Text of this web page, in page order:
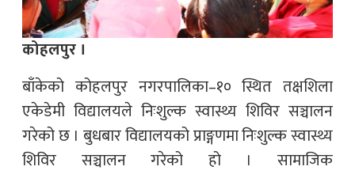
कोहलपुर ।
बाँकेको कोहलपुर नगरपालिका–१० स्थित तक्षशिला
एकेडेमी विद्यालयले निःशुल्क स्वास्थ्य शिविर सञ्चालन
गरेको छ । बुधबार विद्यालयको प्राङ्गणमा निःशुल्क स्वास्थ्य
शिविर सञ्चालन गरेको हो । सामाजिक